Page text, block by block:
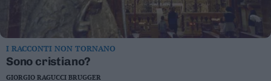
Alto
I RACCONTI NON TORNANO
Sono cristiano?
GIORGIO RAGUCCI BRUGGER